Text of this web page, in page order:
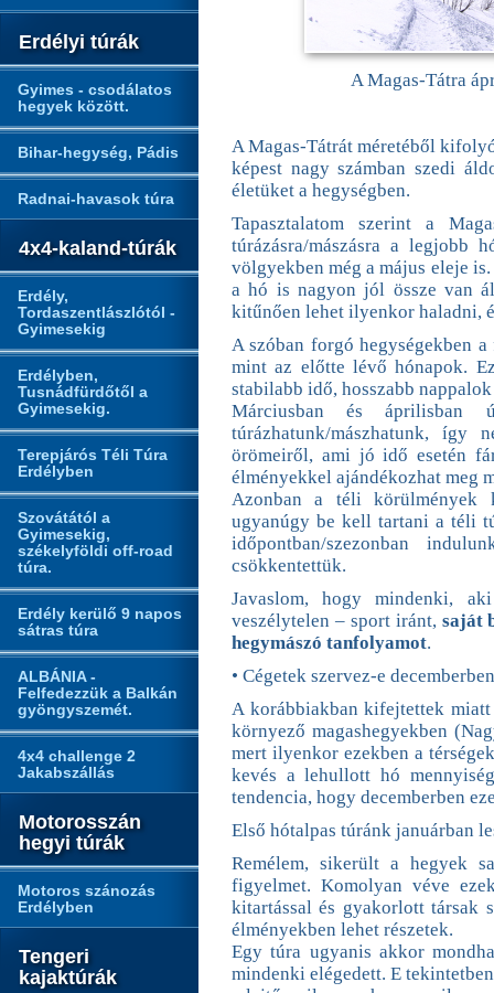
Erdélyi túrák
Gyimes - csodálatos
hegyek között.
Bihar-hegység, Pádis
Radnai-havasok túra
4x4-kaland-túrák
Erdély,
Tordaszentlászlótól -
Gyimesekig
Erdélyben,
Tusnádfürdőtől a
Gyimesekig.
Terepjárós Téli Túra
Erdélyben
Szovátától a
Gyimesekig,
székelyföldi off-road
túra.
Erdély kerülő 9 napos
sátras túra
ALBÁNIA -
Felfedezzük a Balkán
gyöngyszemét.
4x4 challenge 2
Jakabszállás
Motorosszán
hegyi túrák
Motoros szánozás
Erdélyben
Tengeri
kajaktúrák
A Magas-Tátra
A Magas-Tátrát méretéből
képest nagy számban szedi
életüket a hegységben.
Tapasztalatom szerint a
túrázásra/mászásra a legjobb
völgyekben még a május eleje
a hó is nagyon jól össze van
kitűnően lehet ilyenkor haladni,
A szóban forgó hegységekben
mint az előtte lévő hónapok.
stabilabb idő, hosszabb
Márciusban és áprilisban
túrázhatunk/mászhatunk, így
örömeiről, ami jó idő esetén
élményekkel ajándékozhat meg
Azonban a téli körülmények
ugyanúgy be kell tartani a téli
időpontban/szezonban
csökkentettük.
Javaslom, hogy mindenki,
veszélytelen – sport iránt,saját
hegymászó tanfolyamot.
• Cégetek szervez-e
A korábbiakban kifejtettek miatt
környező magashegyekben
mert ilyenkor ezekben a
kevés a lehullott hó
tendencia, hogy decemberben
Első hótalpas túránk januárban
Remélem, sikerült a hegyek
figyelmet. Komolyan véve
kitartással és gyakorlott társak
élményekben lehet részetek.
Egy túra ugyanis akkor
mindenki elégedett. E